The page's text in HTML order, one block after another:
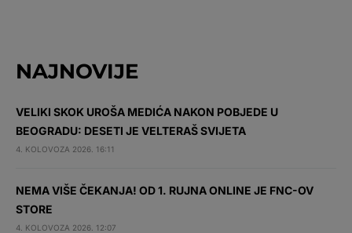
NAJNOVIJE
VELIKI SKOK UROŠA MEDIĆA NAKON POBJEDE U
BEOGRADU: DESETI JE VELTERAŠ SVIJETA
4. KOLOVOZA 2026. 16:11
NEMA VIŠE ČEKANJA! OD 1. RUJNA ONLINE JE FNC-OV
STORE
4. KOLOVOZA 2026. 12:07